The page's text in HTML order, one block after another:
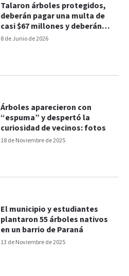
8 de Junio de 2026
Talaron árboles protegidos,
deberán pagar una multa de
casi $67 millones y deberán
reforestar
18 de Noviembre de 2025
Árboles aparecieron con
“espuma” y despertó la
curiosidad de vecinos: fotos
13 de Noviembre de 2025
El municipio y estudiantes
plantaron 55 árboles nativos
en un barrio de Paraná